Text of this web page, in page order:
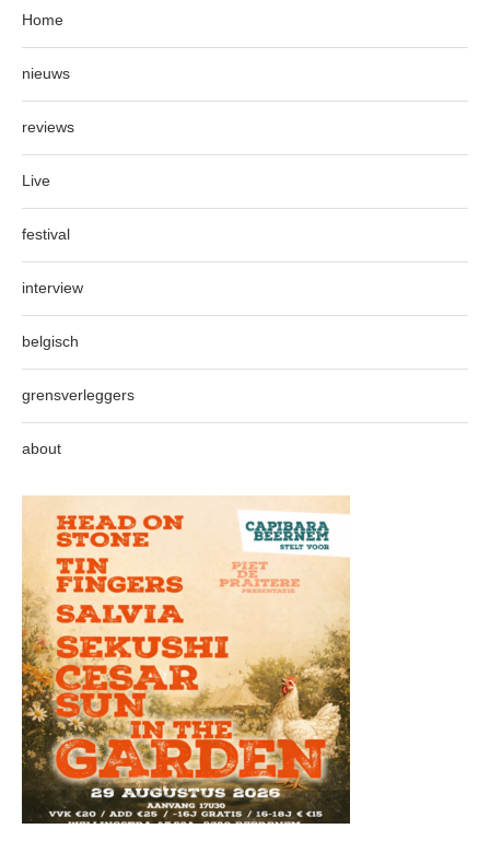
Home
nieuws
reviews
Live
festival
interview
belgisch
grensverleggers
about